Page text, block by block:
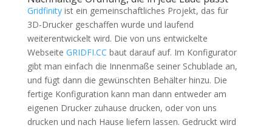
Gridfinityist ein gemeinschaftliches Projekt, das für
3D-Drucker geschaffen wurde und laufend
weiterentwickelt wird. Die von uns entwickelte
Webseite GRIDFI.CC baut darauf auf. Im Konfigurator
gibt man einfach die Innenmaße seiner Schublade an,
und fügt dann die gewünschten Behälter hinzu. Die
fertige Konfiguration kann man dann entweder am
eigenen Drucker zuhause drucken, oder von uns
drucken und nach Hause liefern lassen. Gedruckt wird